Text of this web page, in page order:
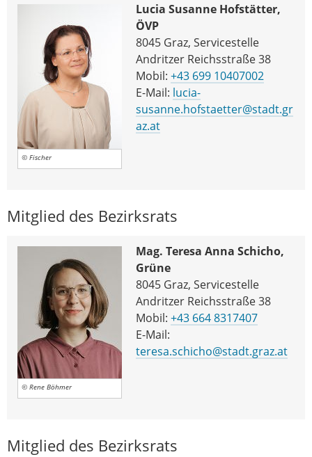
© Fischer
Lucia Susanne Hofstätter,
ÖVP
8045 Graz, Servicestelle
Andritzer Reichsstraße 38
Mobil: +43 699 10407002
E-Mail: lucia-
susanne.hofstaetter@stadt.gr
az.at
Mitglied des Bezirksrats
© Rene Böhmer
Mag. Teresa Anna Schicho,
Grüne
8045 Graz, Servicestelle
Andritzer Reichsstraße 38
Mobil: +43 664 8317407
E-Mail:
teresa.schicho@stadt.graz.at
Mitglied des Bezirksrats